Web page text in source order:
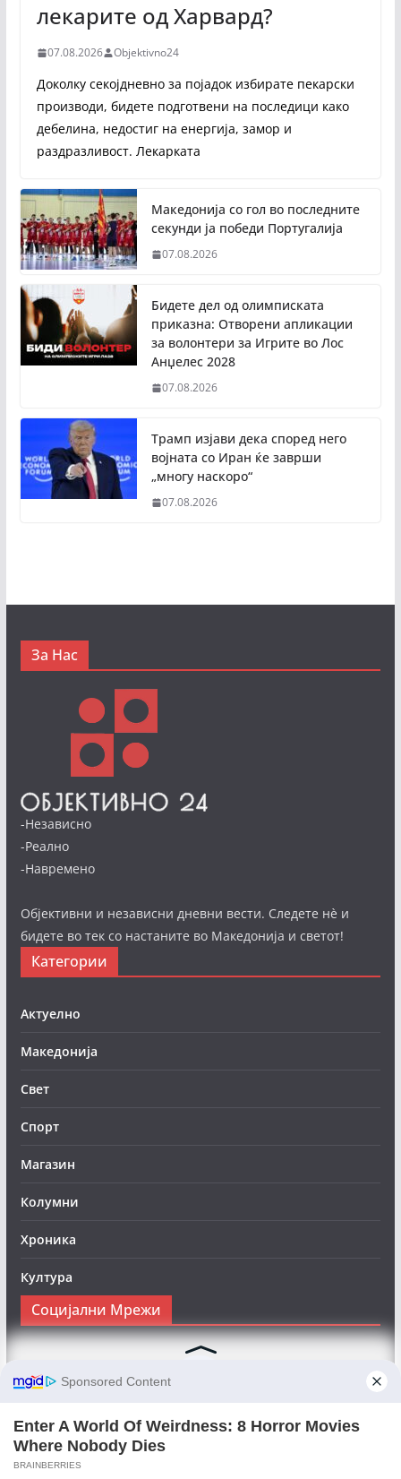
лекарите од Харвард?
07.08.2026 Objektivno24
Доколку секојдневно за појадок избирате пекарски
производи, бидете подготвени на последици како
дебелина, недостиг на енергија, замор и
раздразливост. Лекарката
Македонија со гол во последните
секунди ја победи Португалија
07.08.2026
Бидете дел од олимписката
приказна: Отворени апликации
за волонтери за Игрите во Лос
Анџелес 2028
07.08.2026
Трамп изјави дека според него
војната со Иран ќе заврши
„многу наскоро“
07.08.2026
За Нас
-Независно
-Реално
-Навремено
Објективни и независни дневни вести. Следете нè и
бидете во тек со настаните во Македонија и светот!
Категории
Актуелно
Македонија
Свет
Спорт
Магазин
Колумни
Хроника
Култура
Социјални Мрежи
Следете нè на Фејсбук за да сте во тек со најновите